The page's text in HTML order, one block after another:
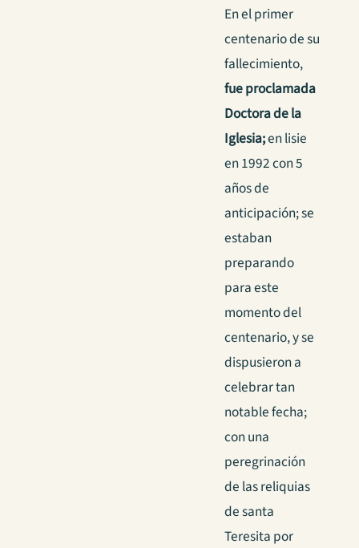
En el primer
centenario de su
fallecimiento,
fue proclamada
Doctora de la
Iglesia;en lisie
en 1992 con 5
años de
anticipación; se
estaban
preparando
para este
momento del
centenario, y se
dispusieron a
celebrar tan
notable fecha;
con una
peregrinación
de las reliquias
de santa
Teresita por